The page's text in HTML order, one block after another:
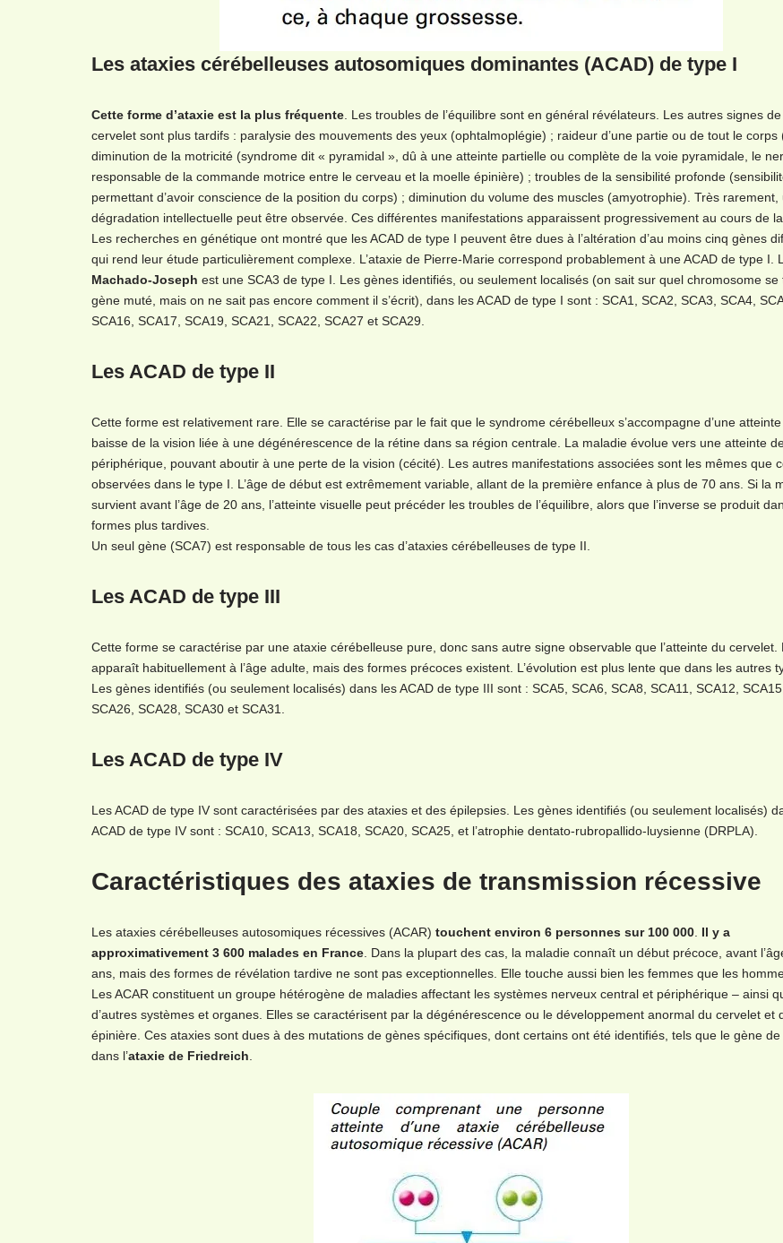
Les ataxies cérébelleuses autosomiques dominantes (ACAD) de type I
Cette forme d’ataxie est la plus fréquente . Les troubles de l’équilibre sont en général révélateurs. Les autres signes de
cervelet sont plus tardifs : paralysie des mouvements des yeux (ophtalmoplégie) ; raideur d’une partie ou de tout le corps
diminution de la motricité (syndrome dit « pyramidal », dû à une atteinte partielle ou complète de la voie pyramidale, le
responsable de la commande motrice entre le cerveau et la moelle épinière) ; troubles de la sensibilité profonde
permettant d’avoir conscience de la position du corps) ; diminution du volume des muscles (amyotrophie). Très rarement,
dégradation intellectuelle peut être observée. Ces différentes manifestations apparaissent progressivement au cours de la
Les recherches en génétique ont montré que les ACAD de type I peuvent être dues à l’altération d’au moins cinq gènes
qui rend leur étude particulièrement complexe. L’ataxie de Pierre-Marie correspond probablement à une ACAD de type I.
Machado-Joseph est une SCA3 de type I. Les gènes identifiés, ou seulement localisés (on sait sur quel chromosome se
gène muté, mais on ne sait pas encore comment il s’écrit), dans les ACAD de type I sont : SCA1, SCA2, SCA3, SCA4,
SCA16, SCA17, SCA19, SCA21, SCA22, SCA27 et SCA29.
Les ACAD de type II
Cette forme est relativement rare. Elle se caractérise par le fait que le syndrome cérébelleux s’accompagne d’une
baisse de la vision liée à une dégénérescence de la rétine dans sa région centrale. La maladie évolue vers une atteinte
périphérique, pouvant aboutir à une perte de la vision (cécité). Les autres manifestations associées sont les mêmes que
observées dans le type I. L’âge de début est extrêmement variable, allant de la première enfance à plus de 70 ans. Si la
survient avant l’âge de 20 ans, l’atteinte visuelle peut précéder les troubles de l’équilibre, alors que l’inverse se produit
formes plus tardives.
Un seul gène (SCA7) est responsable de tous les cas d’ataxies cérébelleuses de type II.
Les ACAD de type III
Cette forme se caractérise par une ataxie cérébelleuse pure, donc sans autre signe observable que l’atteinte du cervelet.
apparaît habituellement à l’âge adulte, mais des formes précoces existent. L’évolution est plus lente que dans les autres
Les gènes identifiés (ou seulement localisés) dans les ACAD de type III sont : SCA5, SCA6, SCA8, SCA11, SCA12,
SCA26, SCA28, SCA30 et SCA31.
Les ACAD de type IV
Les ACAD de type IV sont caractérisées par des ataxies et des épilepsies. Les gènes identifiés (ou seulement localisés)
ACAD de type IV sont : SCA10, SCA13, SCA18, SCA20, SCA25, et l’atrophie dentato-rubropallido-luysienne (DRPLA).
Caractéristiques des ataxies de transmission récessive
Les ataxies cérébelleuses autosomiques récessives (ACAR) touchent environ 6 personnes sur 100 000 Il y a
approximativement 3 600 malades en France . Dans la plupart des cas, la maladie connaît un début précoce, avant
ans, mais des formes de révélation tardive ne sont pas exceptionnelles. Elle touche aussi bien les femmes que les
Les ACAR constituent un groupe hétérogène de maladies affectant les systèmes nerveux central et périphérique – ainsi
d’autres systèmes et organes. Elles se caractérisent par la dégénérescence ou le développement anormal du cervelet et
épinière. Ces ataxies sont dues à des mutations de gènes spécifiques, dont certains ont été identifiés, tels que le gène
dans l’ataxie de Friedreich